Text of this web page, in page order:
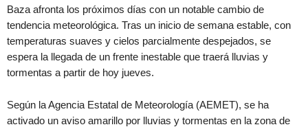
Baza afronta los próximos días con un notable cambio de
tendencia meteorológica. Tras un inicio de semana estable, con
temperaturas suaves y cielos parcialmente despejados, se
espera la llegada de un frente inestable que traerá lluvias y
tormentas a partir de hoy jueves.
Según la Agencia Estatal de Meteorología (AEMET), se ha
activado un aviso amarillo por lluvias y tormentas en la zona de